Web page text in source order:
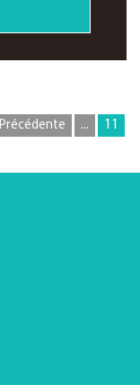
Précédente ... 11